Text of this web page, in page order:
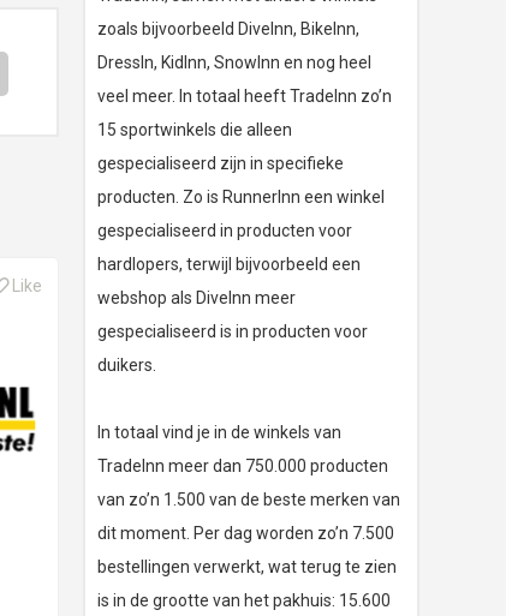
Like
zoals bijvoorbeeld DiveInn, BikeInn,
DressIn, KidInn, SnowInn en nog heel
veel meer. In totaal heeft TradeInn zo’n
15 sportwinkels die alleen
gespecialiseerd zijn in specifieke
producten. Zo is RunnerInn een winkel
gespecialiseerd in producten voor
hardlopers, terwijl bijvoorbeeld een
webshop als DiveInn meer
gespecialiseerd is in producten voor
duikers.
In totaal vind je in de winkels van
TradeInn meer dan 750.000 producten
van zo’n 1.500 van de beste merken van
dit moment. Per dag worden zo’n 7.500
bestellingen verwerkt, wat terug te zien
is in de grootte van het pakhuis: 15.600